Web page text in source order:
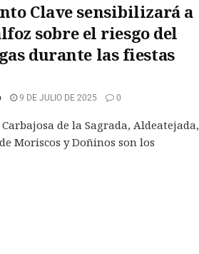
Clave sensibilizará a
sobre el riesgo del
durante las fiestas
9 DE JULIO DE 2025 0
de la Sagrada, Aldeatejada,
Moriscos y Doñinos son los